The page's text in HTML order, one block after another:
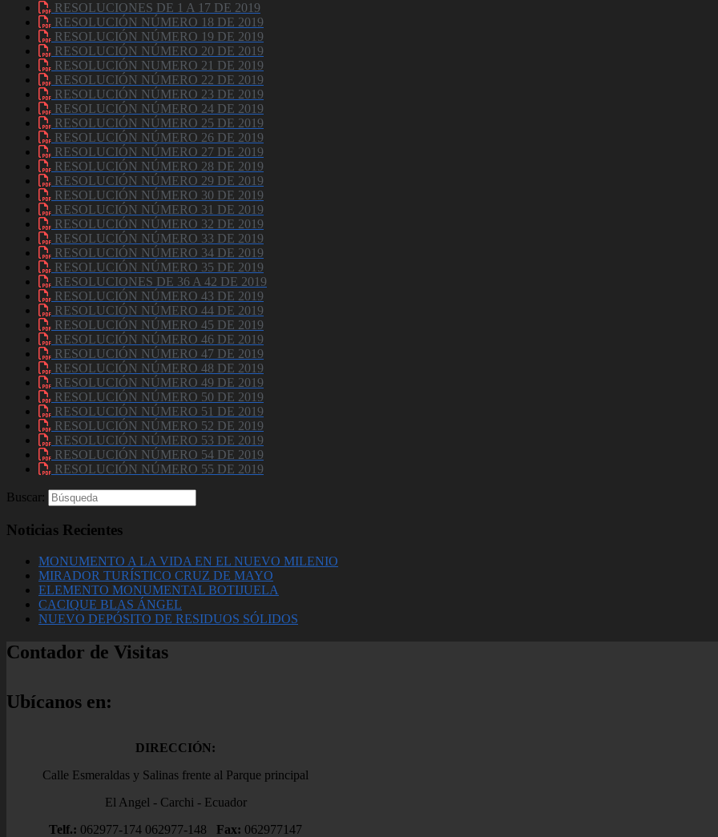
RESOLUCIONES DE 1 A 17 DE 2019
RESOLUCIÓN NÚMERO 18 DE 2019
RESOLUCIÓN NÚMERO 19 DE 2019
RESOLUCIÓN NÚMERO 20 DE 2019
RESOLUCIÓN NUMERO 21 DE 2019
RESOLUCIÓN NÚMERO 22 DE 2019
RESOLUCIÓN NÚMERO 23 DE 2019
RESOLUCIÓN NÚMERO 24 DE 2019
RESOLUCIÓN NÚMERO 25 DE 2019
RESOLUCIÓN NÚMERO 26 DE 2019
RESOLUCIÓN NÚMERO 27 DE 2019
RESOLUCIÓN NÚMERO 28 DE 2019
RESOLUCIÓN NÚMERO 29 DE 2019
RESOLUCIÓN NÚMERO 30 DE 2019
RESOLUCIÓN NÚMERO 31 DE 2019
RESOLUCIÓN NÚMERO 32 DE 2019
RESOLUCIÓN NÚMERO 33 DE 2019
RESOLUCIÓN NÚMERO 34 DE 2019
RESOLUCIÓN NÚMERO 35 DE 2019
RESOLUCIONES DE 36 A 42 DE 2019
RESOLUCIÓN NÚMERO 43 DE 2019
RESOLUCIÓN NÚMERO 44 DE 2019
RESOLUCIÓN NÚMERO 45 DE 2019
RESOLUCIÓN NÚMERO 46 DE 2019
RESOLUCIÓN NÚMERO 47 DE 2019
RESOLUCIÓN NÚMERO 48 DE 2019
RESOLUCIÓN NÚMERO 49 DE 2019
RESOLUCIÓN NÚMERO 50 DE 2019
RESOLUCIÓN NÚMERO 51 DE 2019
RESOLUCIÓN NÚMERO 52 DE 2019
RESOLUCIÓN NÚMERO 53 DE 2019
RESOLUCIÓN NÚMERO 54 DE 2019
RESOLUCIÓN NÚMERO 55 DE 2019
Buscar:
Noticias Recientes
MONUMENTO A LA VIDA EN EL NUEVO MILENIO
MIRADOR TURÍSTICO CRUZ DE MAYO
ELEMENTO MONUMENTAL BOTIJUELA
CACIQUE BLAS ÁNGEL
NUEVO DEPÓSITO DE RESIDUOS SÓLIDOS
Contador de Visitas
Ubícanos en:
DIRECCIÓN:
Calle Esmeraldas y Salinas frente al Parque principal
El Angel - Carchi - Ecuador
Telf.: 062977-174 062977-148Fax: 062977147